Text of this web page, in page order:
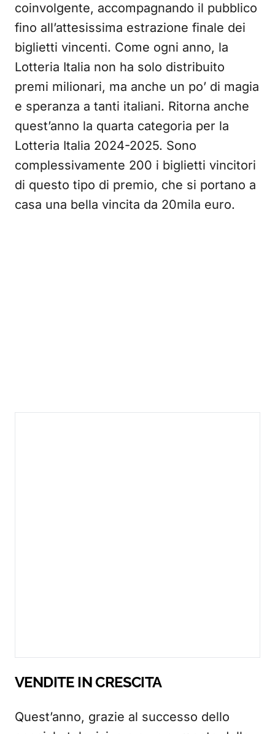
coinvolgente, accompagnando il pubblico
fino all’attesissima estrazione finale dei
biglietti vincenti. Come ogni anno, la
Lotteria Italia non ha solo distribuito
premi milionari, ma anche un po’ di magia
e speranza a tanti italiani. Ritorna anche
quest’anno la quarta categoria per la
Lotteria Italia 2024-2025. Sono
complessivamente 200 i biglietti vincitori
di questo tipo di premio, che si portano a
casa una bella vincita da 20mila euro.
VENDITE IN CRESCITA
Quest’anno, grazie al successo dello